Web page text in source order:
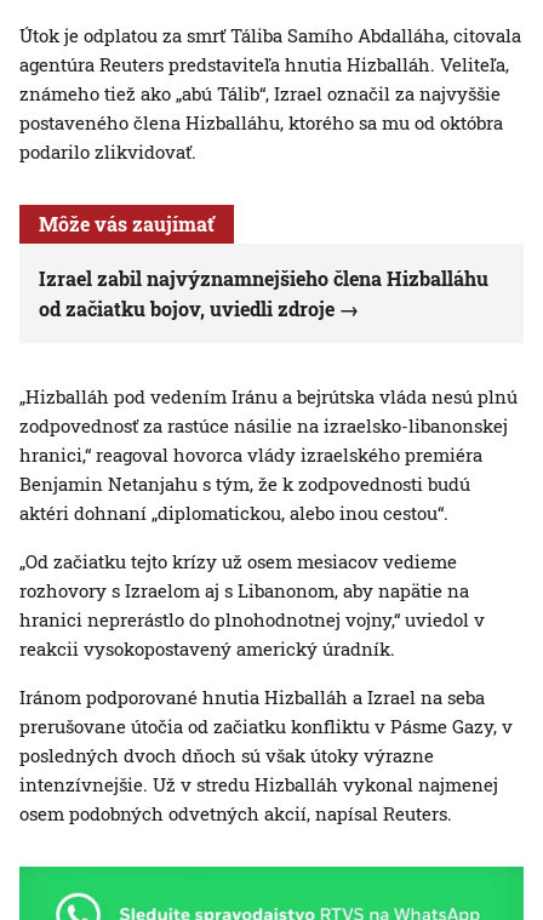
Útok je odplatou za smrť Táliba Samího Abdalláha, citovala
agentúra Reuters predstaviteľa hnutia Hizballáh. Veliteľa,
známeho tiež ako „abú Tálib“, Izrael označil za najvyššie
postaveného člena Hizballáhu, ktorého sa mu od októbra
podarilo zlikvidovať.
Môže vás zaujímať
Izrael zabil najvýznamnejšieho člena Hizballáhu
od začiatku bojov, uviedli zdroje
„Hizballáh pod vedením Iránu a bejrútska vláda nesú plnú
zodpovednosť za rastúce násilie na izraelsko-libanonskej
hranici,“ reagoval hovorca vlády izraelského premiéra
Benjamin Netanjahu s tým, že k zodpovednosti budú
aktéri dohnaní „diplomatickou, alebo inou cestou“.
„Od začiatku tejto krízy už osem mesiacov vedieme
rozhovory s Izraelom aj s Libanonom, aby napätie na
hranici neprerástlo do plnohodnotnej vojny,“ uviedol v
reakcii vysokopostavený americký úradník.
Iránom podporované hnutia Hizballáh a Izrael na seba
prerušovane útočia od začiatku konfliktu v Pásme Gazy, v
posledných dvoch dňoch sú však útoky výrazne
intenzívnejšie. Už v stredu Hizballáh vykonal najmenej
osem podobných odvetných akcií, napísal Reuters.